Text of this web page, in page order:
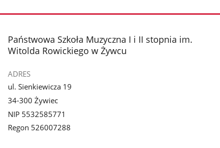
stopka
Państwowa Szkoła Muzyczna I i II stopnia im.
Witolda Rowickiego w Żywcu
ADRES
ul. Sienkiewicza 19
34-300 Żywiec
NIP 5532585771
Regon 526007288